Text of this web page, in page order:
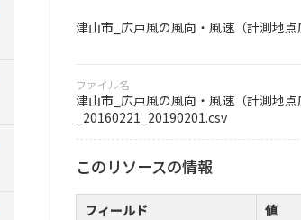
津山市_広戸風の風向・風速（計測地
ファイル名
津山市_広戸風の風向・風速（計測地点
_20160221_20190201.csv
このリソースの情報
フィールド
値